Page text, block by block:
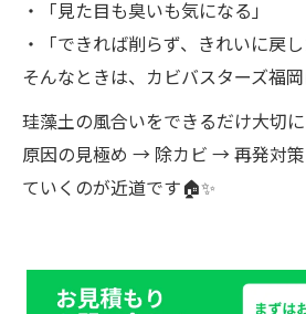
・「見た目も臭いも気になる」
・「できれば削らず、きれいに戻し
そんなときは、カビバスターズ福岡
珪藻土の風合いをできるだけ大切に
原因の見極め → 除カビ → 再発対
ていくのが近道です🏠✨